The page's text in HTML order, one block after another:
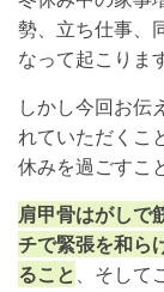
勢、立ち仕事、
なって起こりま
しかし今回お伝
れていただくこ
休みを過ごすこ
肩甲骨はがしで
チで緊張を和ら
ること、そして